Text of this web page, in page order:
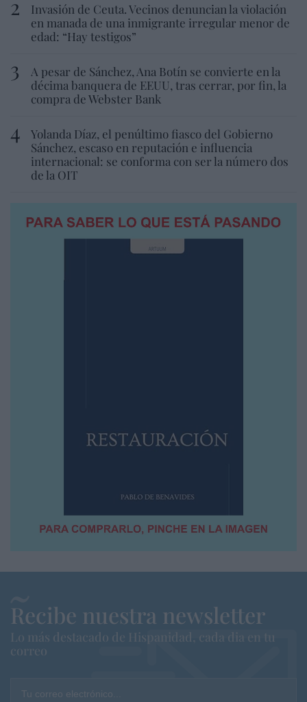
Invasión de Ceuta. Vecinos denuncian la violación
en manada de una inmigrante irregular menor de
edad: “Hay testigos”
A pesar de Sánchez, Ana Botín se convierte en la
décima banquera de EEUU, tras cerrar, por fin, la
compra de Webster Bank
Yolanda Díaz, el penúltimo fiasco del Gobierno
Sánchez, escaso en reputación e influencia
internacional: se conforma con ser la número dos
de la OIT
Recibe nuestra newsletter
Lo más destacado de Hispanidad, cada dia en tu
correo
Tu correo electrónico...